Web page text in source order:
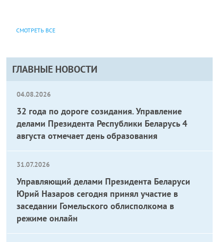
ГЛАВНЫЕ НОВОСТИ
04.08.2026
32 года по дороге созидания. Управление
делами Президента Республики Беларусь 4
августа отмечает день образования
31.07.2026
Управляющий делами Президента Беларуси
Юрий Назаров сегодня принял участие в
заседании Гомельского облисполкома в
режиме онлайн
СМОТРЕТЬ ВСЕ